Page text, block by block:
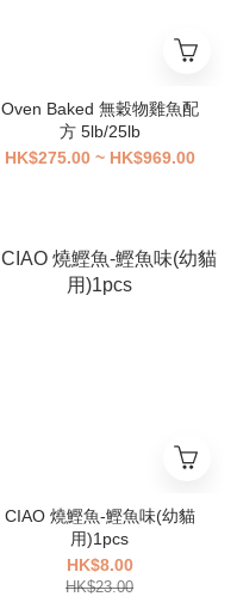
Oven Baked 無穀物雞魚配
方 5lb/25lb
HK$275.00 ~ HK$969.00
CIAO 燒鰹魚-鰹魚味(幼貓
用)1pcs
HK$8.00
HK$23.00